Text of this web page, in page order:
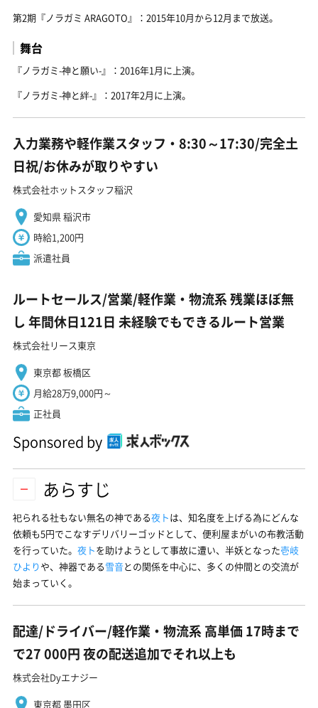
第2期『ノラガミ ARAGOTO』：2015年10月から12月まで放送。
舞台
『ノラガミ-神と願い-』：2016年1月に上演。
『ノラガミ-神と絆-』：2017年2月に上演。
入力業務や軽作業スタッフ・8:30～17:30/完全土
日祝/お休みが取りやすい
株式会社ホットスタッフ稲沢
愛知県 稲沢市
時給1,200円
派遣社員
ルートセールス/営業/軽作業・物流系 残業ほぼ無
し 年間休日121日 未経験でもできるルート営業
株式会社リース東京
東京都 板橋区
月給28万9,000円～
正社員
Sponsored by
あらすじ
祀られる社もない無名の神である夜トは、知名度を上げる為にどんな
依頼も5円でこなすデリバリーゴッドとして、便利屋まがいの布教活動
を行っていた。 夜トを助けようとして事故に遭い、半妖となった壱岐
ひよりや、神器である雪音との関係を中心に、多くの仲間との交流が
始まっていく。
配達/ドライバー/軽作業・物流系 高単価 17時まで
で27 000円 夜の配送追加でそれ以上も
株式会社Dyエナジー
東京都 墨田区